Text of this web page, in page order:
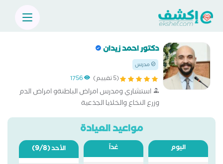
دكتور احمد زيدان
مدرس
(5 تقييم) 1756
استشاري ومدرس امراض الباطنةو امراض الدم
وزرع النخاع والخلايا الجذعية
مواعيد العيادة
اليوم غداً الأحد(9/8)